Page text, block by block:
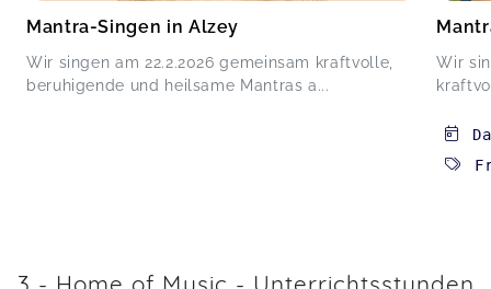
Mantra-Singen in Alzey
Wir singen am 22.2.2026 gemeinsam kraftvolle,
beruhigende und heilsame Mantras a...
Wir